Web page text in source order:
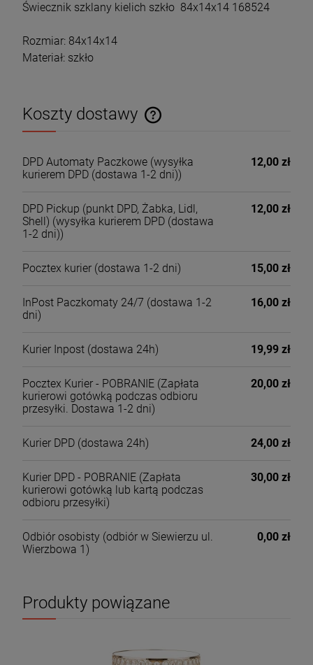
Świecznik szklany kielich szkło 84x14x14 168524
Rozmiar: 84x14x14
Materiał: szkło
Koszty dostawy
Cena nie zawiera ewentualnych kosztów płatności
DPD Automaty Paczkowe (wysyłka
kurierem DPD (dostawa 1-2 dni))
12,00 zł
DPD Pickup (punkt DPD, Żabka, Lidl,
Shell) (wysyłka kurierem DPD (dostawa
1-2 dni))
12,00 zł
Pocztex kurier (dostawa 1-2 dni) 15,00 zł
InPost Paczkomaty 24/7 (dostawa 1-2
dni)
16,00 zł
Kurier Inpost (dostawa 24h) 19,99 zł
Pocztex Kurier - POBRANIE (Zapłata
kurierowi gotówką podczas odbioru
przesyłki. Dostawa 1-2 dni)
20,00 zł
Kurier DPD (dostawa 24h) 24,00 zł
Kurier DPD - POBRANIE (Zapłata
kurierowi gotówką lub kartą podczas
odbioru przesyłki)
30,00 zł
Odbiór osobisty (odbiór w Siewierzu ul.
Wierzbowa 1)
0,00 zł
Produkty powiązane